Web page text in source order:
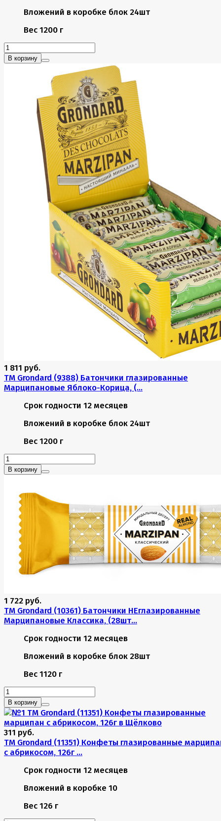
Вложений в коробке блок 24шт
Вес 1200 г
В корзину
1 811 руб.
TM Grondard (9388) Батончики глазированные
Марципановые Яблоко-Корица, (...
Срок годности 12 месяцев
Вложений в коробке блок 24шт
Вес 1200 г
В корзину
1 722 руб.
TM Grondard (10361) Батончики НЕглазированные
Марципановые Классика, (28шт...
Срок годности 12 месяцев
Вложений в коробке блок 28шт
Вес 1120 г
В корзину
311 руб.
TM Grondard (11351) Конфеты глазированные
с абрикосом, 126г ...
Срок годности 12 месяцев
Вложений в коробке 10
Вес 126 г